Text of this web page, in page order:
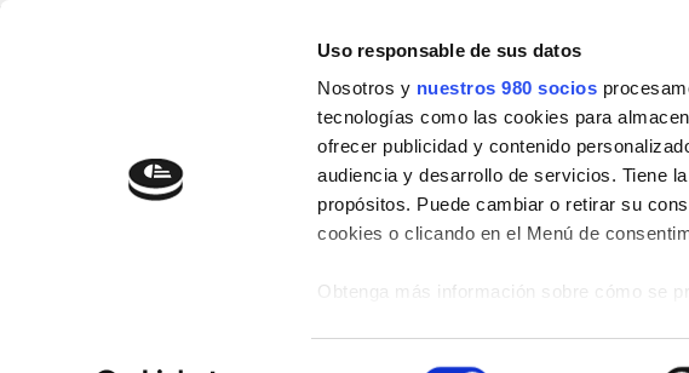
Uso responsable de sus datos
Nosotros y nuestros 980 socios
tecnologías como las cookies para
ofrecer publicidad y contenido
audiencia y desarrollo de servicios. Tiene
propósitos. Puede cambiar o retirar su
cookies o clicando en el Menú de
Obtenga más información sobre cómo se
info@aicrag.com
EMPRESA EXPO2023 PRODUCTOS